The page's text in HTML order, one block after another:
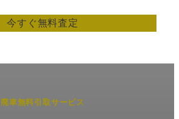
今すぐ無料査定
廃車無料引取サービス